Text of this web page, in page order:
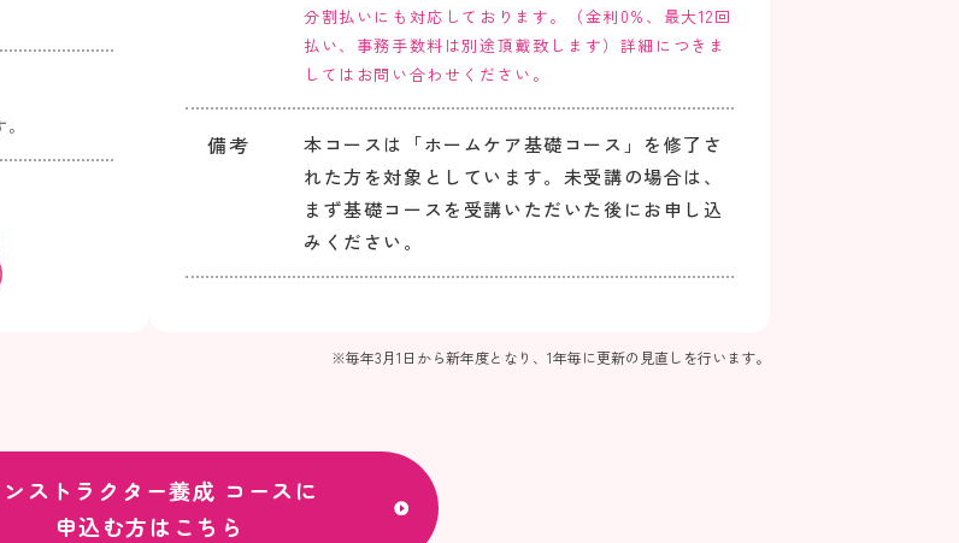
分割払いにも対応しております。（金利0%、最大12回
払い、事務手数料は別途頂戴致します）詳細につきま
してはお問い合わせください。
備考
本コースは「ホームケア基礎コース」を修了さ
れた方を対象としています。未受講の場合は、
まず基礎コースを受講いただいた後にお申し込
みください。
※毎年3月1日から新年度となり、1年毎に更新の見直しを行います。
ストラクター養成 コースに
申込む方はこちら